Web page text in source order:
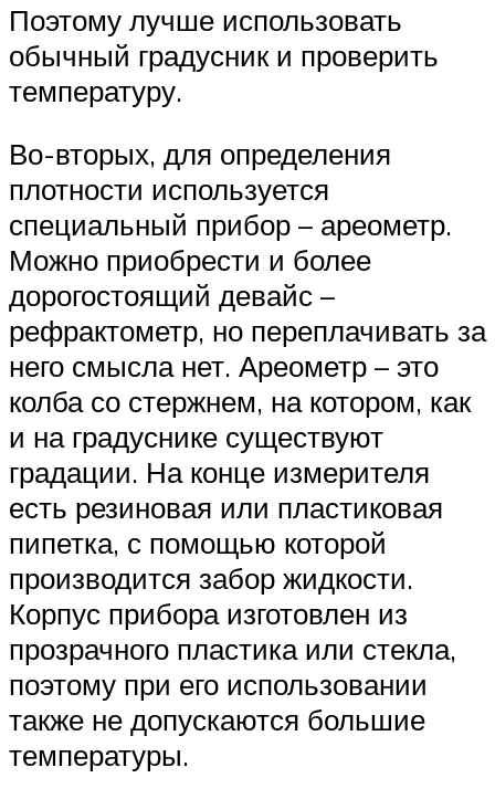
Поэтому лучше использовать
обычный градусник и проверить
температуру.
Во-вторых, для определения
плотности используется
специальный прибор – ареометр.
Можно приобрести и более
дорогостоящий девайс –
рефрактометр, но переплачивать за
него смысла нет. Ареометр – это
колба со стержнем, на котором, как
и на градуснике существуют
градации. На конце измерителя
есть резиновая или пластиковая
пипетка, с помощью которой
производится забор жидкости.
Корпус прибора изготовлен из
прозрачного пластика или стекла,
поэтому при его использовании
также не допускаются большие
температуры.